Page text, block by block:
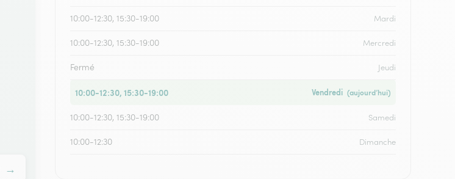
→
10:00-12:30, 15:30-19:00 Mardi
10:00-12:30, 15:30-19:00 Mercredi
Fermé Jeudi
10:00-12:30, 15:30-19:00 Vendredi (aujourd’hui)
10:00-12:30, 15:30-19:00 Samedi
10:00-12:30 Dimanche